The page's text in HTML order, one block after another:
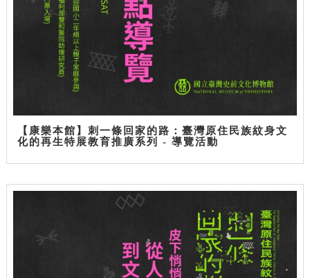
【康樂本館】刺一條回家的路：臺灣原住民族紋身文
化的再生特展教育推廣系列 - 導覽活動